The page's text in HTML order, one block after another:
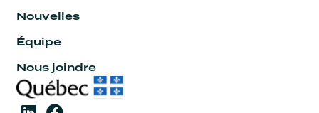
Nouvelles
Équipe
Nous joindre